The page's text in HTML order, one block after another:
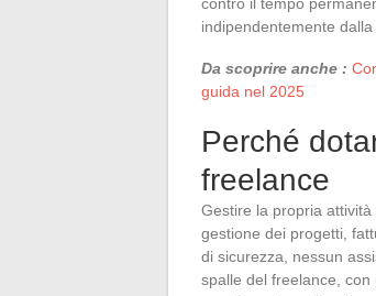
indipendentemente dalla
Da scoprire anche :
guida nel 2025
Perché
freelance
Gestire la propria
gestione dei progetti,
di sicurezza, nessun
spalle del freelance, con